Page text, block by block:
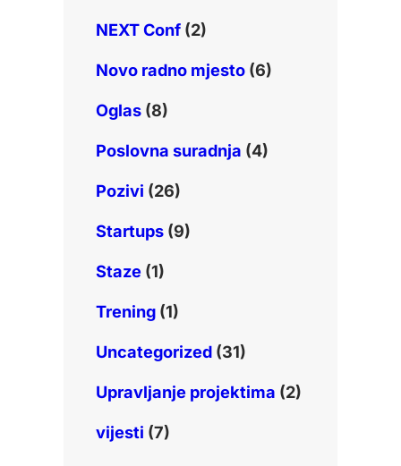
NEXT Conf(2)
Novo radno mjesto(6)
Oglas(8)
Poslovna suradnja (4)
Pozivi (26)
Startups(9)
Staze(1)
Trening(1)
Uncategorized(31)
Upravljanje projektima (2)
vijesti (7)